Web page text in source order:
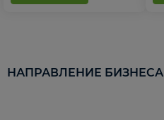
НАПРАВЛЕНИЕ БИЗНЕСА